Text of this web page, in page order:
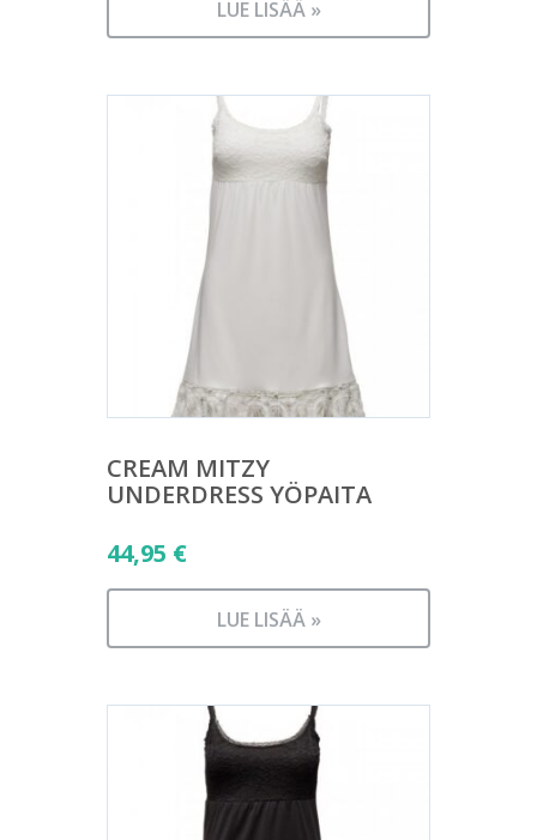
LUE LISÄÄ »
CREAM MITZY
UNDERDRESS YÖPAITA
44,95 €
LUE LISÄÄ »